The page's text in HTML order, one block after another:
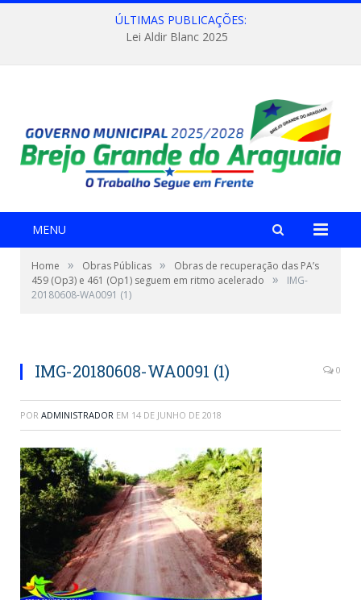
ÚLTIMAS PUBLICAÇÕES:
Lei Aldir Blanc 2025
MENU
Home » Obras Públicas »
Obras de recuperação das PA’s
459 (Op3) e 461 (Op1) seguem em ritmo acelerado
»
IMG-
20180608-WA0091 (1)
IMG-20180608-WA0091 (1) 0
POR ADMINISTRADOR EM 14 DE JUNHO DE 2018